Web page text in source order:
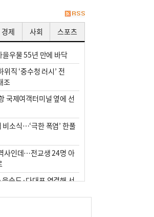
경제 사회 스포츠
을우물 55년 만에 바닥
위직 ‘중수청 러시’ 전
조
국제여객터미널 옆에 선
비소식…‘극한 폭염’ 한풀
사인데…전교생 24명 아
숙도·다대포 연결해 서
년 8월 7일